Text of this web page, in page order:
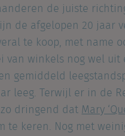
de juiste
de afgelopen 20 jaar
te koop, met name
van winkels nog wel
gemiddeld
leeg. Terwijl er in de
dringend datMary
keren. Nog met